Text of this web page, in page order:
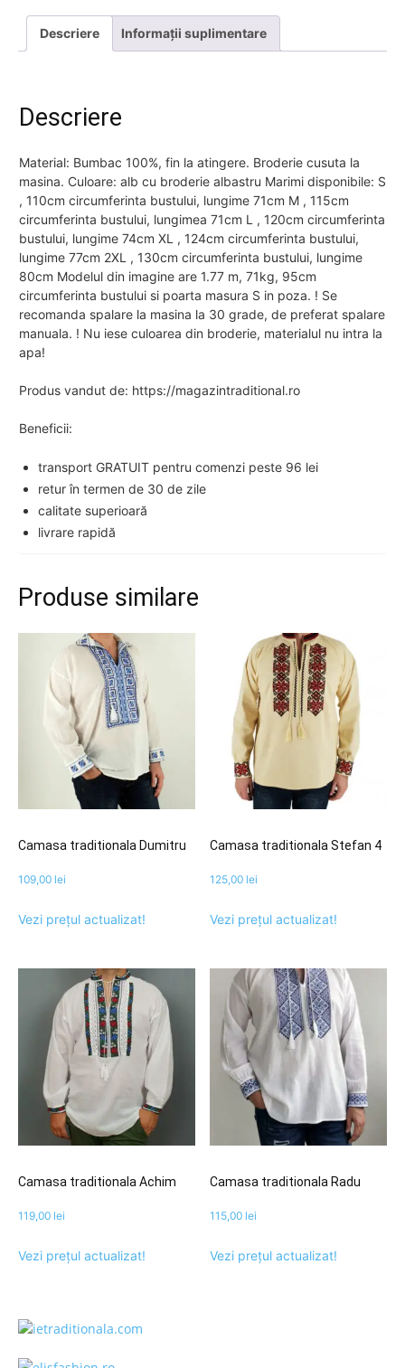
Descriere Informații suplimentare
Descriere
Material: Bumbac 100%, fin la atingere. Broderie cusuta la
masina. Culoare: alb cu broderie albastru Marimi disponibile: S
, 110cm circumferinta bustului, lungime 71cm M , 115cm
circumferinta bustului, lungimea 71cm L , 120cm circumferinta
bustului, lungime 74cm XL , 124cm circumferinta bustului,
lungime 77cm 2XL , 130cm circumferinta bustului, lungime
80cm Modelul din imagine are 1.77 m, 71kg, 95cm
circumferinta bustului si poarta masura S in poza. ! Se
recomanda spalare la masina la 30 grade, de preferat spalare
manuala. ! Nu iese culoarea din broderie, materialul nu intra la
apa!
Produs vandut de: https://magazintraditional.ro
Beneficii:
transport GRATUIT pentru comenzi peste 96 lei
retur în termen de 30 de zile
calitate superioară
livrare rapidă
Produse similare
Camasa traditionala Dumitru
109,00 lei
Vezi prețul actualizat!
Camasa traditionala Stefan 4
125,00 lei
Vezi prețul actualizat!
Camasa traditionala Achim
119,00 lei
Vezi prețul actualizat!
Camasa traditionala Radu
115,00 lei
Vezi prețul actualizat!